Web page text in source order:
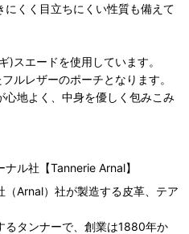
にくく目立ちにくい性質も備えて
)スエードを使用しています。
ルレザーのポーチとなります。
地よく、中身を優しく包みこみ
ル社【Tannerie Arnal】
Arnal）社が製造する皮革、テア
るタンナーで、創業は1880年か